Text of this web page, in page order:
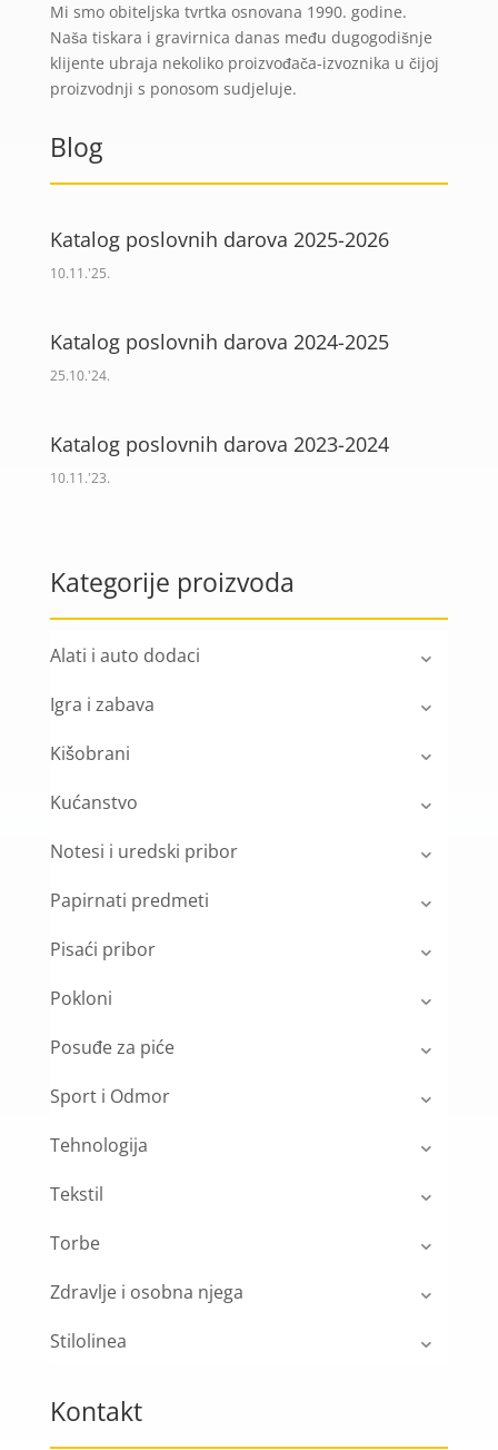
Mi smo obiteljska tvrtka osnovana 1990. godine.
Naša tiskara i gravirnica danas među dugogodišnje
klijente ubraja nekoliko proizvođača-izvoznika u čijoj
proizvodnji s ponosom sudjeluje.
Blog
Katalog poslovnih darova 2025-2026
10.11.'25.
Katalog poslovnih darova 2024-2025
25.10.'24.
Katalog poslovnih darova 2023-2024
10.11.'23.
Kategorije proizvoda
Alati i auto dodaci
Igra i zabava
Kišobrani
Kućanstvo
Notesi i uredski pribor
Papirnati predmeti
Pisaći pribor
Pokloni
Posuđe za piće
Sport i Odmor
Tehnologija
Tekstil
Torbe
Zdravlje i osobna njega
Stilolinea
Kontakt